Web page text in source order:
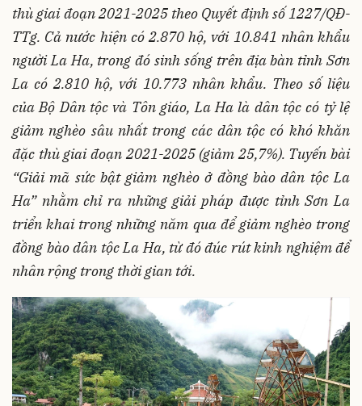
thù giai đoạn 2021-2025 theo Quyết định số 1227/QĐ-
TTg. Cả nước hiện có 2.870 hộ, với 10.841 nhân khẩu
người La Ha, trong đó sinh sống trên địa bàn tỉnh Sơn
La có 2.810 hộ, với 10.773 nhân khẩu. Theo số liệu
của Bộ Dân tộc và Tôn giáo, La Ha là dân tộc có tỷ lệ
giảm nghèo sâu nhất trong các dân tộc có khó khăn
đặc thù giai đoạn 2021-2025 (giảm 25,7%). Tuyến bài
“Giải mã sức bật giảm nghèo ở đồng bào dân tộc La
Ha” nhằm chỉ ra những giải pháp được tỉnh Sơn La
triển khai trong những năm qua để giảm nghèo trong
đồng bào dân tộc La Ha, từ đó đúc rút kinh nghiệm để
nhân rộng trong thời gian tới.